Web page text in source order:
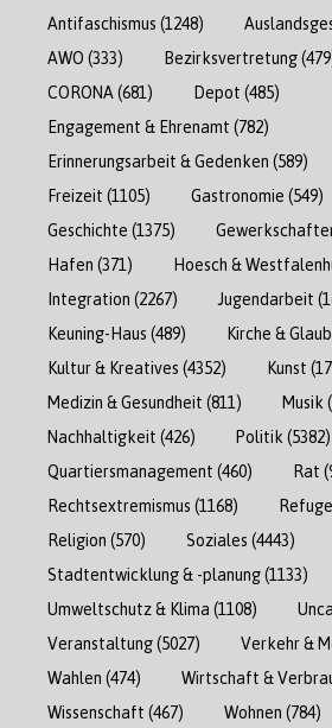
Antifaschismus (1248)
AWO (333) Bezirksvertretung
CORONA (681) Depot (485)
Engagement & Ehrenamt (782)
Erinnerungsarbeit & Gedenken (589)
Freizeit (1105) Gastronomie (549)
Geschichte (1375)
Hafen (371) Hoesch &
Integration (2267) Jugendarbeit
Keuning-Haus (489) Kirche &
Kultur & Kreatives (4352) Kunst
Medizin & Gesundheit (811) Musik
Nachhaltigkeit (426) Politik (5382)
Quartiersmanagement (460) Rat
Rechtsextremismus (1168)
Religion (570) Soziales (4443)
Stadtentwicklung & -planung(1133)
Umweltschutz & Klima (1108)
Veranstaltung(5027) Verkehr &
Wahlen (474) Wirtschaft &
Wissenschaft (467) Wohnen (784)